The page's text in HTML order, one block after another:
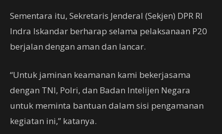
Sementara itu, Sekretaris Jenderal (Sekjen) DPR RI
Indra Iskandar berharap selama pelaksanaan P20
berjalan dengan aman dan lancar.
“Untuk jaminan keamanan kami bekerjasama
dengan TNI, Polri, dan Badan Intelijen Negara
untuk meminta bantuan dalam sisi pengamanan
kegiatan ini,” katanya.